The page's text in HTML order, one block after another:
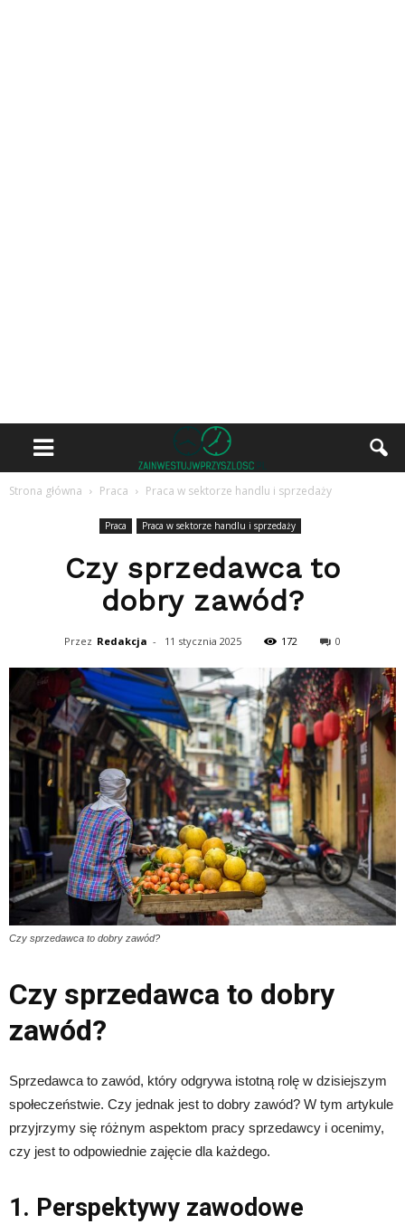
Strona główna Praca Praca w sektorze handlu i sprzedaży
Praca Praca w sektorze handlu i sprzedaży
Czy sprzedawca to
dobry zawód?
Przez Redakcja - 11 stycznia 2025 172 0
Czy sprzedawca to dobry zawód?
Czy sprzedawca to dobry
zawód?
Sprzedawca to zawód, który odgrywa istotną rolę w dzisiejszym
społeczeństwie. Czy jednak jest to dobry zawód? W tym artykule
przyjrzymy się różnym aspektom pracy sprzedawcy i ocenimy,
czy jest to odpowiednie zajęcie dla każdego.
1. Perspektywy zawodowe